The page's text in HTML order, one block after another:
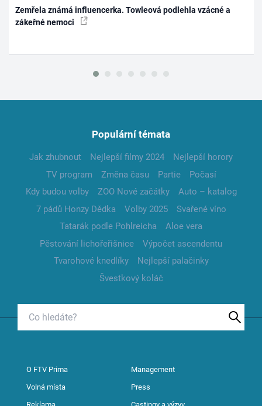
Zemřela známá influencerka. Towleová podlehla vzácné a
zákeřné nemoci
Populární témata
Jak zhubnout Nejlepší filmy 2024
Nejlepší horory
TV program
Změna času Partie
Počasí
Kdy budou volby
ZOO Nové začátky
Auto – katalog
7 pádů Honzy Dědka
Volby 2025
Svařené víno
Tatarák podle Pohlreicha
Aloe vera
Pěstování lichořeřišnice
Výpočet ascendentu
Tvarohové knedlíky
Nejlepší palačinky
Švestkový koláč
O FTV Prima Management
Volná místa Press